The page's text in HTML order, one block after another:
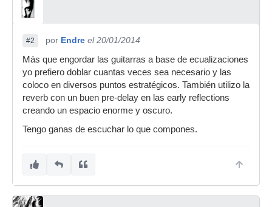
#2 por Endre el 20/01/2014
Más que engordar las guitarras a base de ecualizaciones
yo prefiero doblar cuantas veces sea necesario y las
coloco en diversos puntos estratégicos. También utilizo la
reverb con un buen pre-delay en las early reflections
creando un espacio enorme y oscuro.
Tengo ganas de escuchar lo que compones.